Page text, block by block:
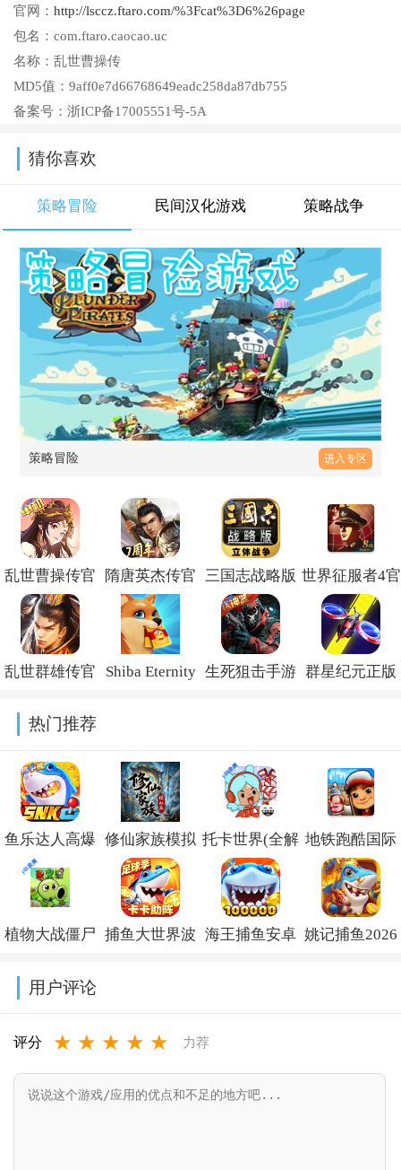
官网： http://lsccz.ftaro.com/%3Fcat%3D6%26page
包名： com.ftaro.caocao.uc
名称： 乱世曹操传
MD5值： 9aff0e7d66768649eadc258da87db755
备案号： 浙ICP备17005551号-5A
猜你喜欢
策略冒险 民间汉化游戏 策略战争
策略冒险 进入专区
乱世曹操传官
方正版最新下
载安版v2.6.52
隋唐英杰传官
方正式版
v100.22.6
三国志战略版
九游客户端
v2080.1701
世界征服者4官
方版v1.27.2
乱世群雄传官 Shiba Eternity 生死狙击手游 群星纪元正版
热门推荐
鱼乐达人高爆
版最新版
v1.2.10
修仙家族模拟
器内置作弊菜
单折相思
v10.1.4
托卡世界(全解
锁版
本)2026v1.133.1
地铁跑酷国际
服破解版下载
(Subway
Surf)v3.65.0
植物大战僵尸
v0.23.0.0
捕鱼大世界波 海王捕鱼安卓 姚记捕鱼2026
用户评论
评分 ★ ★ ★ ★ ★ 力荐